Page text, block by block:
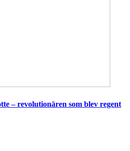
– revolutionären som blev regent